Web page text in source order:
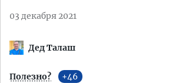
03 декабря 2021
Дед Талаш
Полезно? 46